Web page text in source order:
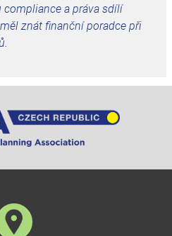
a práva sdílí
znát finanční poradce při